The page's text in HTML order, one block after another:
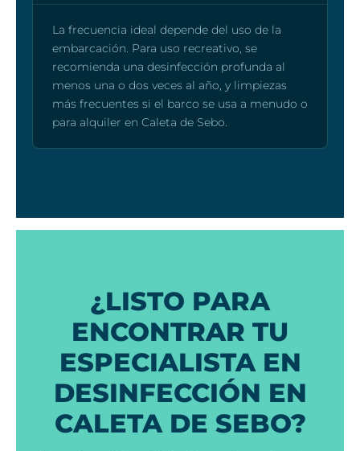
La frecuencia ideal depende del uso de la
embarcación. Para uso recreativo, se
recomienda una desinfección profunda al
menos una o dos veces al año, y limpiezas
más frecuentes si el barco se usa a menudo o
para alquiler en Caleta de Sebo.
¿LISTO PARA
ENCONTRAR TU
ESPECIALISTA EN
DESINFECCIÓN EN
CALETA DE SEBO?